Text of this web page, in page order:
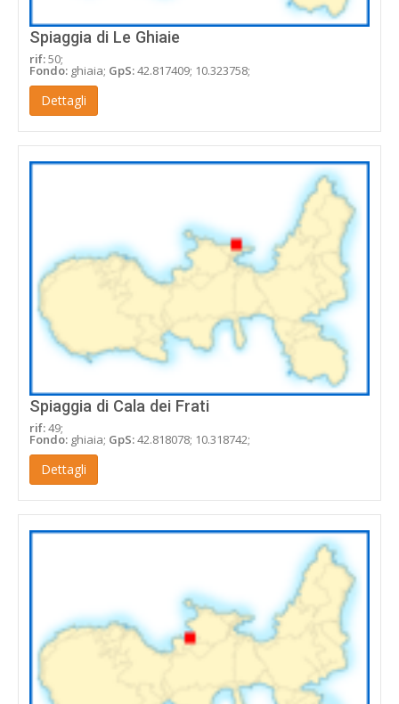
Spiaggia di Le Ghiaie
rif:50;
Fondo: ghiaia; GpS:42.817409; 10.323758;
Dettagli
Spiaggia di Cala dei Frati
rif:49;
Fondo: ghiaia; GpS:42.818078; 10.318742;
Dettagli